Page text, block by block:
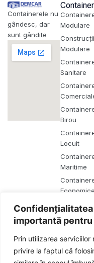
importantă pentru
Prin utilizarea
privire la faptul că
Containerele nu
gândesc, dar
sunt gândite
Modulare
Construcții
Modulare
Sanitare
Birou
Locuit
Maritime
Economice
Containere
Baterii